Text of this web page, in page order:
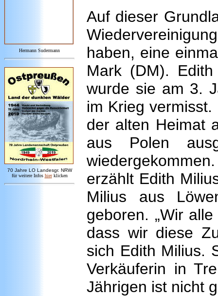
Hermann Sudermann
70 Jahre LO Landesgr. NRW
für weitere Infos hier klicken
Auf dieser
haben, eine
Mark (DM).
wurde sie am 3.
im Krieg
der alten Heimat
aus Polen
erzählt Edith
Milius aus
geboren. „Wir
dass wir diese
sich Edith Milius.
Verkäuferin in
Jährigen ist nicht